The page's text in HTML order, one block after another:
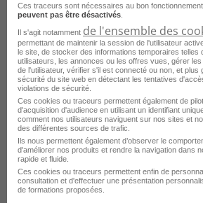
Je postule
Etancheur H/F
Ces traceurs sont nécessaires au bon
peuvent pas être désactivés
Il s'agit notamment de l'ensemble des
permettant de maintenir la session de l'utilisateur
le site, de stocker des informations temporaires telles
utilisateurs, les annonces ou les offres vues, gérer
de l'utilisateur, vérifier s'il est connecté ou non, et plus
sécurité du site web en détectant les tentatives
violations de sécurité.
Ces cookies ou traceurs permettent également de
d'acquisition d'audience en utilisant un identifiant
comment nos utilisateurs naviguent sur nos sites et
des différentes sources de trafic.
Ils nous permettent également d’observer le
d'améliorer nos produits et rendre la navigation dans
rapide et fluide.
Ces cookies ou traceurs permettent enfin de
consultation et d'effectuer une présentation
de formations proposées.